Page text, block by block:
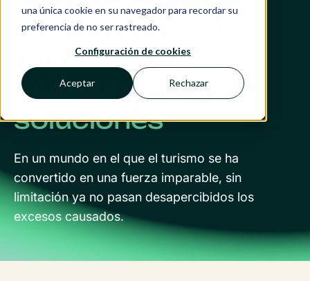
una única cookie en su navegador para recordar su
preferencia de no ser rastreado.
Configuración de cookies
Aceptar Rechazar
Sobreturismo y
rendimiento del
destino: retos y
soluciones
En un mundo en el que el turismo se ha
convertido en una fuerza imparable, sin
limitación ya no pasan desapercibidos los
excesos causados.